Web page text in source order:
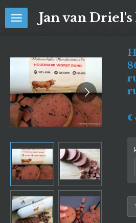
Ga
direct
Jan van Driel's
€